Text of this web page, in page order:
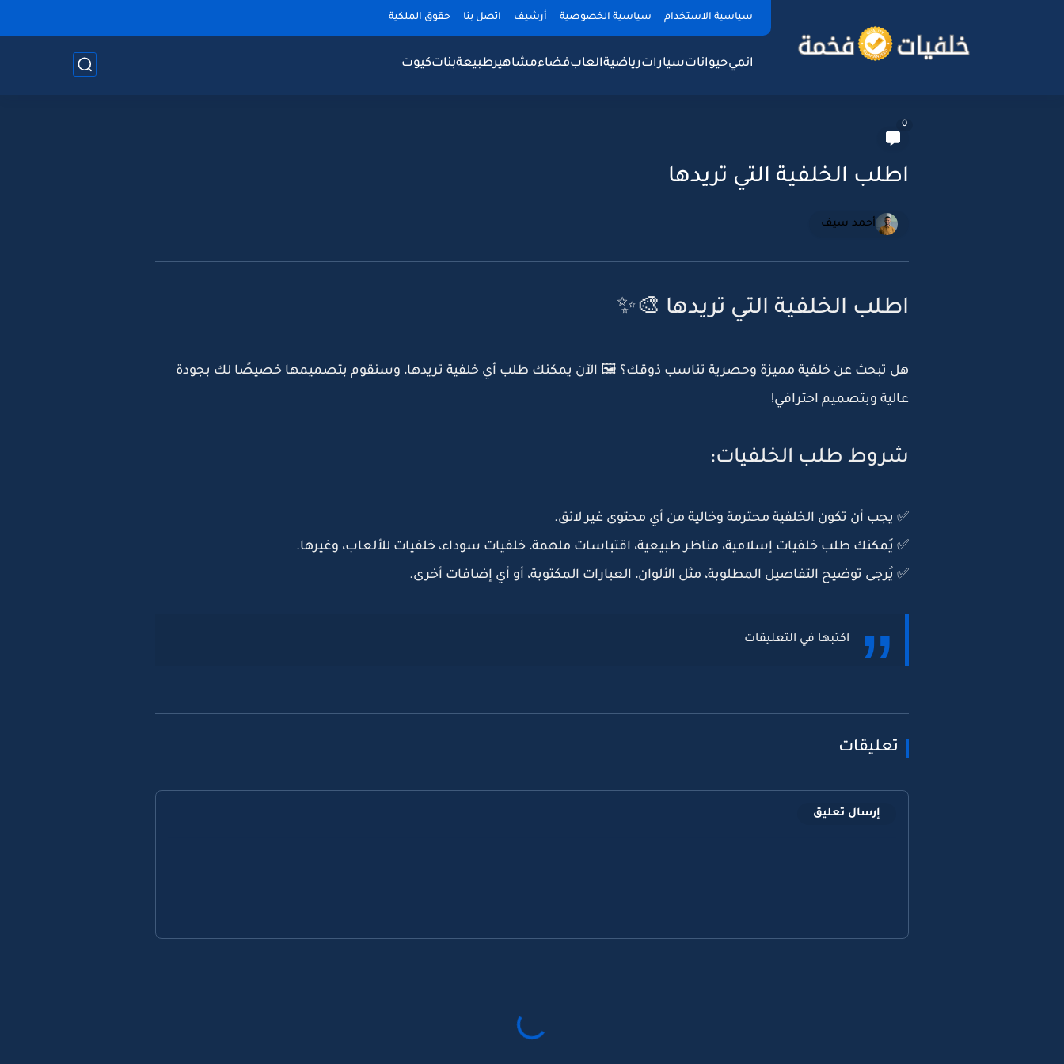
سياسية الاستخدام سياسية الخصوصية أرشيف اتصل بنا حقوق الملكية
انميحيواناتسياراترياضيةالعابفضاءمشاهيرطبيعةبناتكيوت
0
اطلب الخلفية التي تريدها
أحمد سيف
اطلب الخلفية التي تريدها 🎨✨
هل تبحث عن خلفية مميزة وحصرية تناسب ذوقك؟ 🖼️ الآن يمكنك طلب أي خلفية تريدها، وسنقوم بتصميمها خصيصًا لك بجودة
عالية وبتصميم احترافي!
شروط طلب الخلفيات:
✅ يجب أن تكون الخلفية محترمة وخالية من أي محتوى غير لائق.
✅ يُمكنك طلب خلفيات إسلامية، مناظر طبيعية، اقتباسات ملهمة، خلفيات سوداء، خلفيات للألعاب، وغيرها.
✅ يُرجى توضيح التفاصيل المطلوبة، مثل الألوان، العبارات المكتوبة، أو أي إضافات أخرى.
اكتبها في التعليقات
تعليقات
إرسال تعليق